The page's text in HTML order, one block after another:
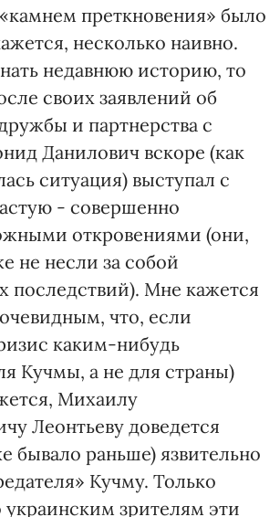
преткновения» было
несколько наивно.
недавнюю историю, то
своих заявлений об
и партнерства с
Данилович вскоре (как
ситуация) выступал с
- совершенно
откровениями (они,
не несли за собой
последствий). Мне кажется
что, если
каким-нибудь
Кучмы, а не для страны)
Михаилу
Леонтьеву доведется
бывало раньше) язвительно
Кучму. Только
украинским зрителям эти